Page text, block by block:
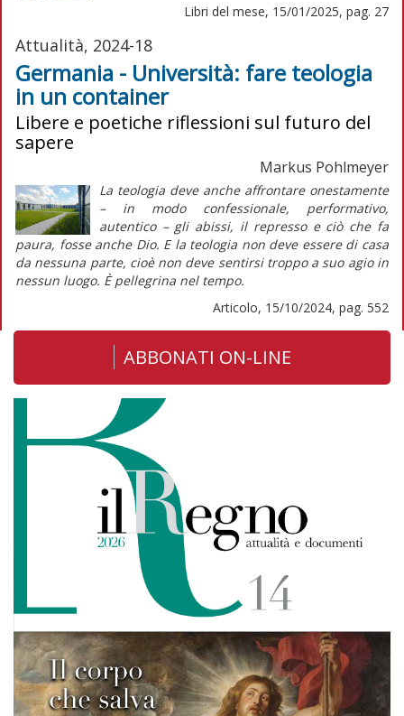
Libri del mese, 15/01/2025, pag. 27
Attualità, 2024-18
Germania - Università: fare teologia
in un container
Libere e poetiche riflessioni sul futuro del
sapere
Markus Pohlmeyer
La teologia deve anche affrontare onestamente
– in modo confessionale, performativo,
autentico – gli abissi, il represso e ciò che fa
paura, fosse anche Dio. E la teologia non deve essere di casa
da nessuna parte, cioè non deve sentirsi troppo a suo agio in
nessun luogo. È pellegrina nel tempo.
Articolo, 15/10/2024, pag. 552
ABBONATI ON-LINE